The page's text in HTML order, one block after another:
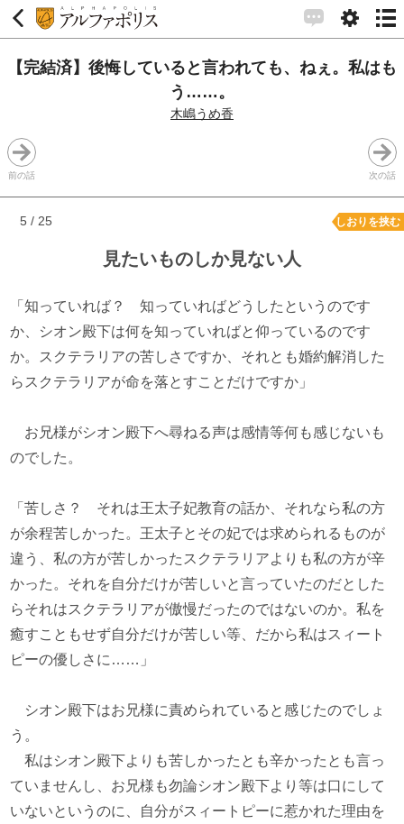
【完結済】後悔していると言われても、ねぇ。私はも
う……。
木嶋うめ香
前の話 次の話
5 / 25 しおりを挟む
見たいものしか見ない人
「知っていれば？ 知っていればどうしたというのです
か、シオン殿下は何を知っていればと仰っているのです
か。スクテラリアの苦しさですか、それとも婚約解消した
らスクテラリアが命を落とすことだけですか」
お兄様がシオン殿下へ尋ねる声は感情等何も感じないも
のでした。
「苦しさ？ それは王太子妃教育の話か、それなら私の方
が余程苦しかった。王太子とその妃では求められるものが
違う、私の方が苦しかったスクテラリアよりも私の方が辛
かった。それを自分だけが苦しいと言っていたのだとした
らそれはスクテラリアが傲慢だったのではないのか。私を
癒すこともせず自分だけが苦しい等、だから私はスィート
ピーの優しさに……」
シオン殿下はお兄様に責められていると感じたのでしょ
う。
私はシオン殿下よりも苦しかったとも辛かったとも言っ
ていませんし、お兄様も勿論シオン殿下より等は口にして
いないというのに、自分がスィートピーに惹かれた理由を